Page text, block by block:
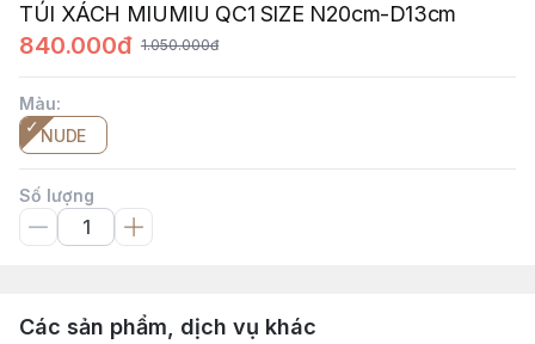
TÚI XÁCH MIUMIU QC1 SIZE N20cm-D13cm
840.000đ 1.050.000đ
Màu:
NUDE
Số lượng
Các sản phẩm, dịch vụ khác